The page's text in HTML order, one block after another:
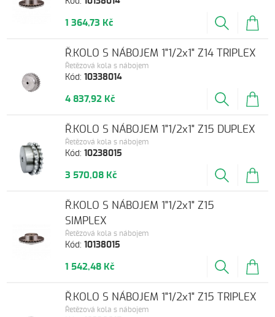
1 364,73 Kč
Kód:10338014
Řetězová kola s nábojem
Ř.KOLO S NÁBOJEM 1"1/2x1" Z14 TRIPLEX
4 837,92 Kč
Kód:10238015
Řetězová kola s nábojem
Ř.KOLO S NÁBOJEM 1"1/2x1" Z15 DUPLEX
3 570,08 Kč
Kód:10138015
Řetězová kola s nábojem
Ř.KOLO S NÁBOJEM 1"1/2x1" Z15
SIMPLEX
1 542,48 Kč
Řetězová kola s nábojem
Ř.KOLO S NÁBOJEM 1"1/2x1" Z15 TRIPLEX